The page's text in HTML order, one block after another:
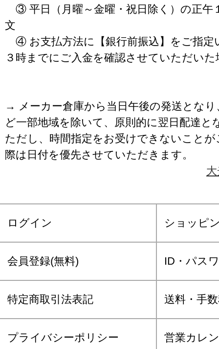
③ 平日（月曜～金曜・祝日除く）の正午
文
④ お支払方法に【銀行前振込】をご指定
３時までにご入金を確認させていただいた
→ メーカー倉庫から当日午後の発送となり
ど一部地域を除いて、原則的に翌日配達と
ただし、時間指定をお受けできないこと
際は日付を優先させていただきます。
ログイン ショッピ
会員登録(無料) ID・パス
特定商取引法表記 送料・手
プライバシーポリシー 営業カレ